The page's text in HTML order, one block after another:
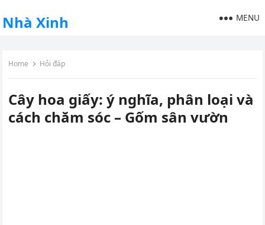
Nhà Xinh MENU
Home Hỏi đáp
Cây hoa giấy: ý nghĩa, phân loại và
cách chăm sóc – Gốm sân vườn